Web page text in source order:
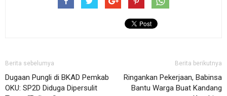
Berita sebelumya
Dugaan Pungli di BKAD Pemkab
OKU: SP2D Diduga Dipersulit
Berita berikutnya
Ringankan Pekerjaan, Babinsa
Bantu Warga Buat Kandang